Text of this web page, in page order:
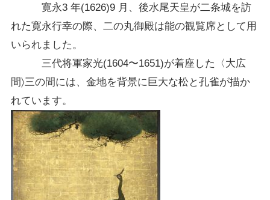
寛永3 年(1626)9 月、後水尾天皇が二条城を訪
れた寛永行幸の際、二の丸御殿は能の観覧席として用
いられました。
三代将軍家光(1604〜1651)が着座した〈大広
間〉三の間には、金地を背景に巨大な松と孔雀が描か
れています。